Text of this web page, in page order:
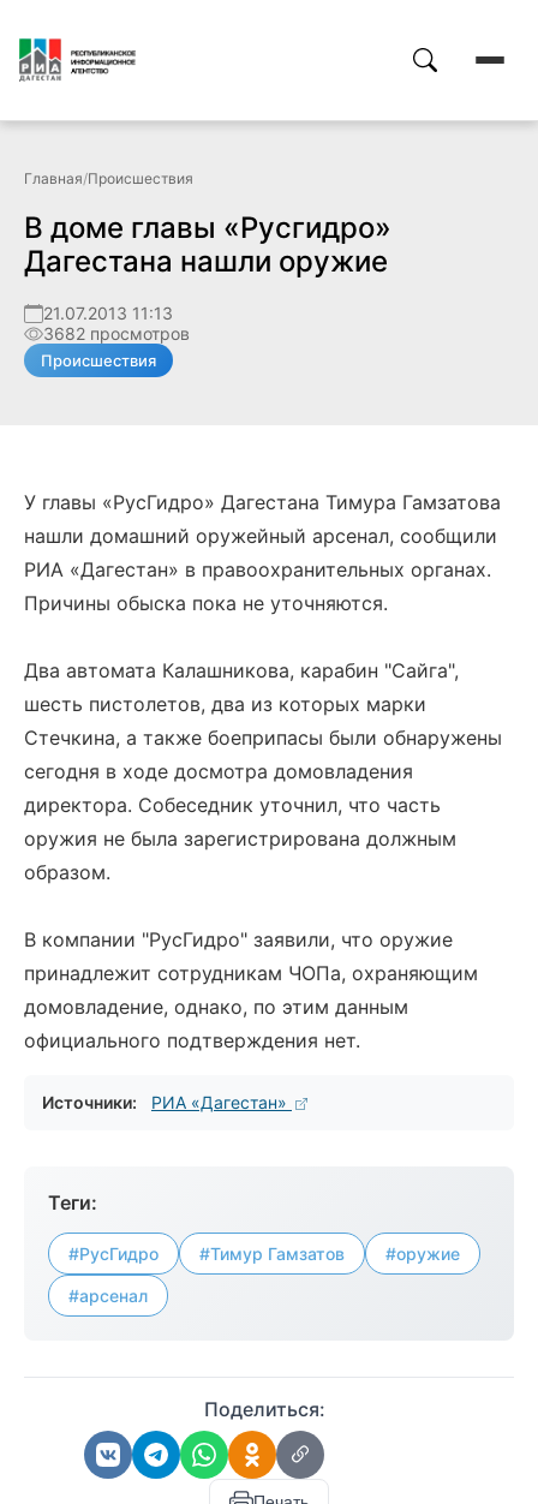
Главная/Происшествия
В доме главы «Русгидро»
Дагестана нашли оружие
21.07.2013 11:13
3682 просмотров
Происшествия
У главы «РусГидро» Дагестана Тимура Гамзатова
нашли домашний оружейный арсенал, сообщили
РИА «Дагестан» в правоохранительных органах.
Причины обыска пока не уточняются.
Два автомата Калашникова, карабин "Сайга",
шесть пистолетов, два из которых марки
Стечкина, а также боеприпасы были обнаружены
сегодня в ходе досмотра домовладения
директора. Собеседник уточнил, что часть
оружия не была зарегистрирована должным
образом.
В компании "РусГидро" заявили, что оружие
принадлежит сотрудникам ЧОПа, охраняющим
домовладение, однако, по этим данным
официального подтверждения нет.
Источники: РИА «Дагестан»
Теги:
#РусГидро #Тимур Гамзатов #оружие
#арсенал
Поделиться: